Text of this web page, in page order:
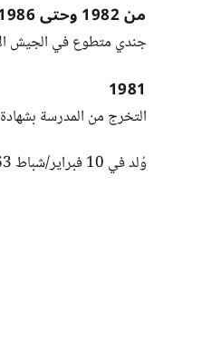
من 1982 وحتى 1986
جندي متطوع في الجيش الألماني (منذ
1981
التخرج من المدرسة بشهادة
وُلد في 10 فبراير/شباط 1963 في مدينة هوزوم بولاية شليسفيغ-هولشتاين.